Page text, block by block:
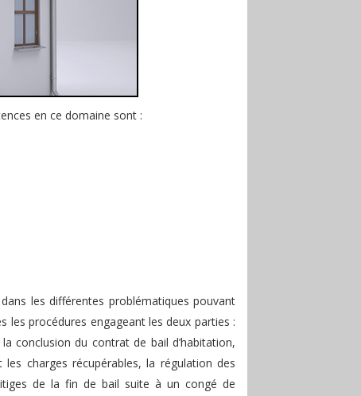
en ce domaine sont :
les différentes problématiques pouvant
les procédures engageant les deux parties :
conclusion du contrat de bail d’habitation,
charges récupérables, la régulation des
de la fin de bail suite à un congé de